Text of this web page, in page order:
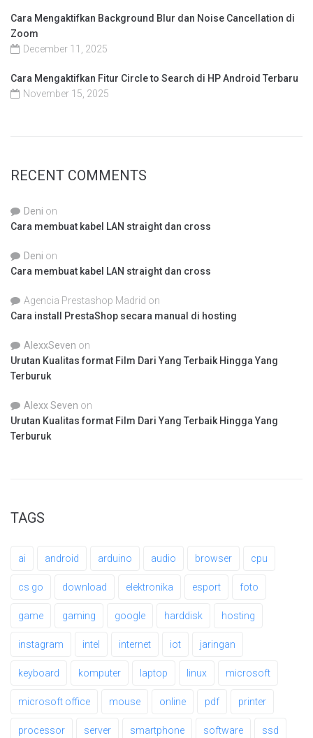
Cara Mengaktifkan Background Blur dan Noise Cancellation di
Zoom
December 11, 2025
Cara Mengaktifkan Fitur Circle to Search di HP Android Terbaru
November 15, 2025
RECENT COMMENTS
Deni on
Cara membuat kabel LAN straight dan cross
Deni on
Cara membuat kabel LAN straight dan cross
Agencia Prestashop Madrid on
Cara install PrestaShop secara manual di hosting
AlexxSeven on
Urutan Kualitas format Film Dari Yang Terbaik Hingga Yang
Terburuk
Alexx Seven on
Urutan Kualitas format Film Dari Yang Terbaik Hingga Yang
Terburuk
TAGS
ai android arduino audio browser cpu
cs go download elektronika esport foto
game gaming google harddisk hosting
instagram intel internet iot jaringan
keyboard komputer laptop linux microsoft
microsoft office mouse online pdf printer
processor server smartphone software ssd